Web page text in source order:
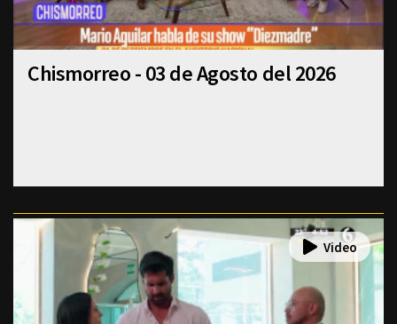
Chismorreo - 03 de Agosto del 2026